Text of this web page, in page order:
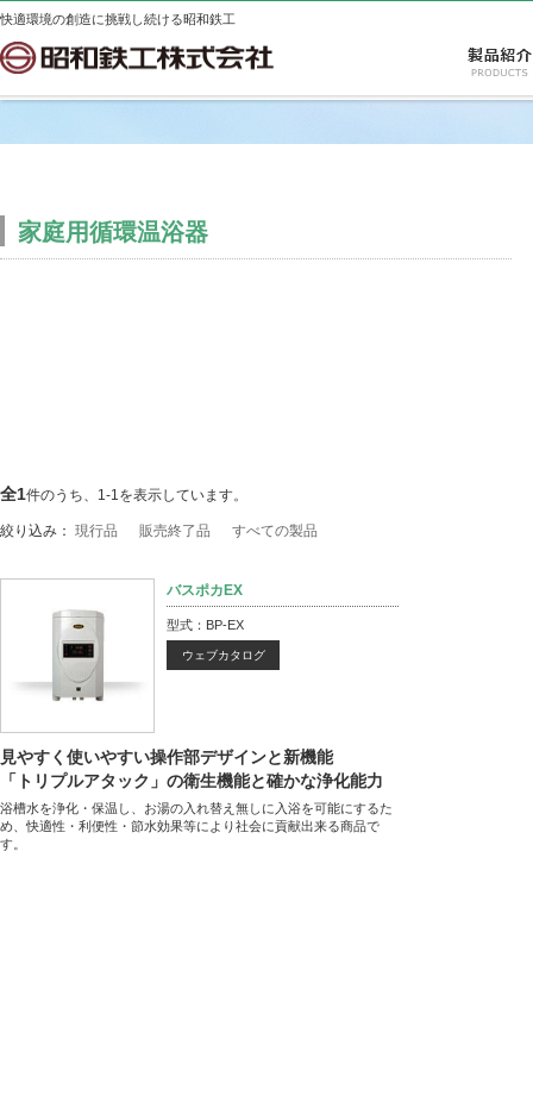
快適環境の創造に挑戦し続ける昭和鉄工
家庭用循環温浴器
全1件のうち、1-1を表示しています。
絞り込み： 現行品 販売終了品 すべての製品
バスポカEX
型式：BP-EX
ウェブカタログ
見やすく使いやすい操作部デザインと新機能
「トリプルアタック」の衛生機能と確かな浄化能力
浴槽水を浄化・保温し、お湯の入れ替え無しに入浴を可能にするた
め、快適性・利便性・節水効果等により社会に貢献出来る商品で
す。